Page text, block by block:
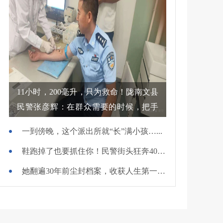
11小时，200毫升，只为救命！陇南文县
民警张彦辉：在群众需要的时候，把手
一到傍晚，这个派出所就“长”满小孩…...
鞋跑掉了也要抓住你！民警街头狂奔400米擒贼
她翻遍30年前尘封档案，收获人生第一面锦旗